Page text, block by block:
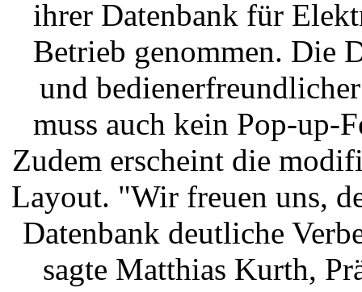
ihrer Datenbank für
Betrieb genommen. Die
und
muss auch kein Pop-up-
Zudem erscheint die
Layout. "Wir freuen uns,
Datenbank deutliche
sagte Matthias Kurth,